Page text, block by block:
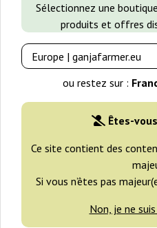
Sélectionnez une
produits et offres
ou restez sur :
Êtes-
Ce site contient des
Si vous n’êtes pas
Non, je ne